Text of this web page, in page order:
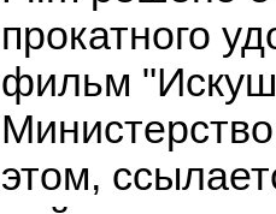
прокатного
фильм
этом,